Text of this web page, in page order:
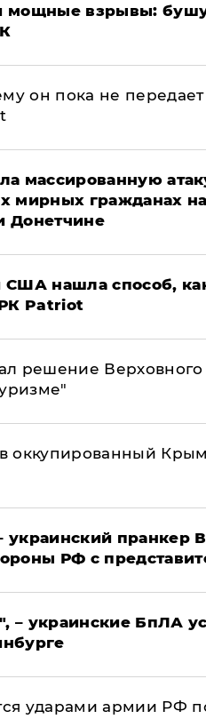
мощные взрывы:
он пока не
массированную
мирных гражданах на
Донетчине
нашла способ,
Patriot
решение Верховного
в оккупированный
украинский пранкер
РФ с
– украинские БпЛА
ударами армии РФ